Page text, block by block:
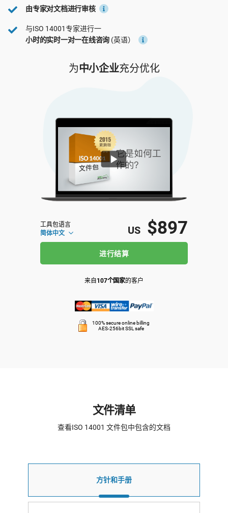
EU MDR
Banking & finance
Laboratories
由专家对文档进行审核
与ISO 14001专家进行一
小时的实时一对一在线咨询 (英语）
为中小企业充分优化
工具包语言
简体中文
US $897
进行结算
来自 107个国家的客户
100% secure online billing
AES-256bit SSL safe
文件清单
查看ISO 14001 文件包中包含的文档
方针和手册